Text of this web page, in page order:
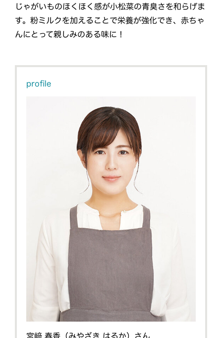
じゃがいものほくほく感が小松菜の青臭さを和らげま
す。粉ミルクを加えることで栄養が強化でき、赤ちゃ
んにとって親しみのある味に！
profile
宮﨑 春香（みやざき はるか）さん